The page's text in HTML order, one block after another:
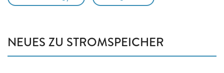
NEUES ZU STROMSPEICHER